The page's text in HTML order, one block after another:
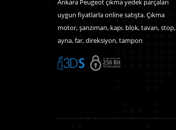
Ankara Peugeot çıkma yedek parçaları
uygun fiyatlarla online satışta. Çıkma
motor, şanzıman, kapı. blok, tavan, stop,
ayna, far, direksiyon, tampon